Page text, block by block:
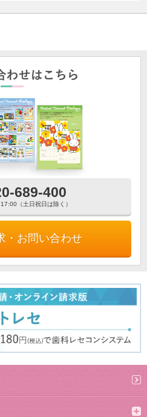
689-400
（土日祝日は除く）
・お問い合わせ